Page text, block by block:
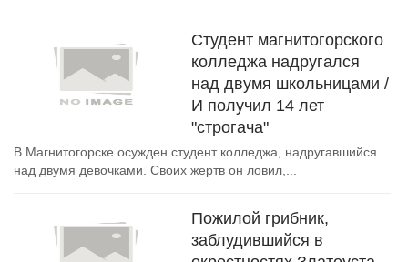
Студент магнитогорского
колледжа надругался
над двумя школьницами /
И получил 14 лет
"строгача"
В Магнитогорске осужден студент колледжа, надругавшийся
над двумя девочками. Своих жертв он ловил,...
Пожилой грибник,
заблудившийся в